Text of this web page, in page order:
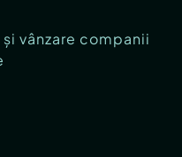
vânzare companii